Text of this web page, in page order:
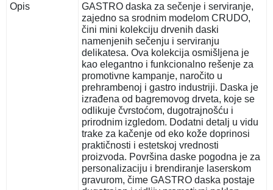
Opis
GASTRO daska za sečenje i serviranje,
zajedno sa srodnim modelom CRUDO,
čini mini kolekciju drvenih daski
namenjenih sečenju i serviranju
delikatesa. Ova kolekcija osmišljena je
kao elegantno i funkcionalno rešenje za
promotivne kampanje, naročito u
prehrambenoj i gastro industriji. Daska je
izrađena od bagremovog drveta, koje se
odlikuje čvrstoćom, dugotrajnošću i
prirodnim izgledom. Dodatni detalj u vidu
trake za kačenje od eko kože doprinosi
praktičnosti i estetskoj vrednosti
proizvoda. Površina daske pogodna je za
personalizaciju i brendiranje laserskom
gravurom, čime GASTRO daska postaje